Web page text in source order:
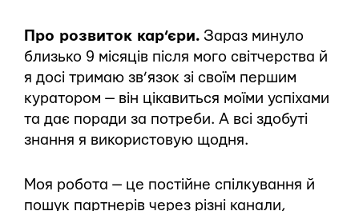
Про розвиток кар’єри. Зараз минуло
близько 9 місяців після мого світчерства й
я досі тримаю зв’язок зі своїм першим
куратором — він цікавиться моїми успіхами
та дає поради за потреби. А всі здобуті
знання я використовую щодня.
Моя робота — це постійне спілкування й
пошук партнерів через різні канали,